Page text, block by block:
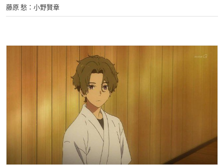
藤原 愁：小野賢章